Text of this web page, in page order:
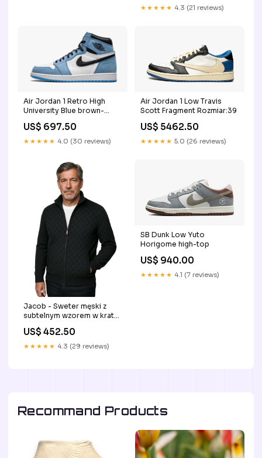
★★★★★ 4.3 (21 reviews)
Air Jordan 1 Retro High
University Blue brown-
white
US$ 697.50
★★★★★ 4.0 (30 reviews)
Air Jordan 1 Low Travis
Scott Fragment Rozmiar:39
US$ 5462.50
★★★★★ 5.0 (26 reviews)
Jacob - Sweter męski z
subtelnym wzorem w kratę
Kolor:Ciemnoszary
US$ 452.50
★★★★★ 4.3 (29 reviews)
SB Dunk Low Yuto
Horigome high-top
US$ 940.00
★★★★★ 4.1 (7 reviews)
Recommand Products